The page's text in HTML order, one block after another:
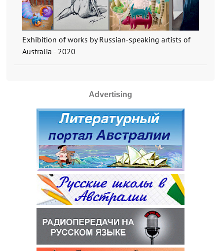
Exhibition of works by Russian-speaking artists of
Australia - 2020
Advertising